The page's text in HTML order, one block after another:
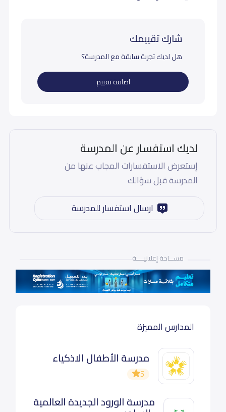
شارك تقييمك
هل لديك تجربة سابقة مع المدرسة؟
اضافة تقييم
لديك استفسار عن المدرسة
إستعرض الاستفسارات المجاب عنها من
المدرسة قبل سؤالك
ارسال استفسار للمدرسة
مســـاحة إعلانيـــــة
المدارس المميزة
مدرسة الأطفال الاذكياء
5
مدرسة الورود الجديدة العالمية